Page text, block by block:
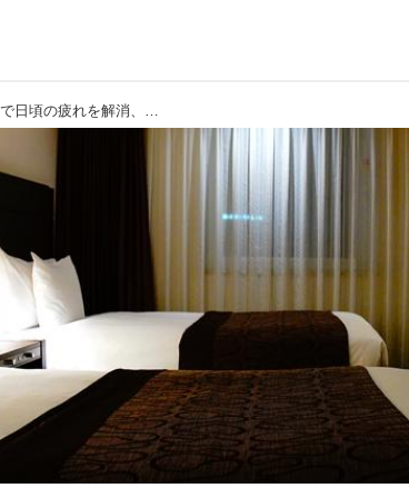
【フィジカル】寝転ぶだけの15分ケアで日頃の疲れを解消、ラウンド前夜もおすすめ！